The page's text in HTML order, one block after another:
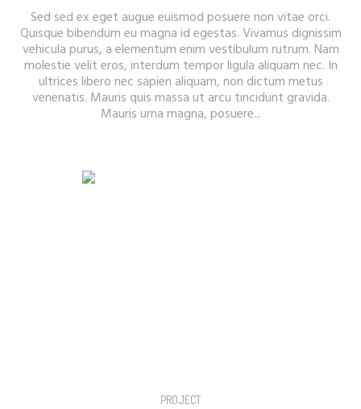
Sed sed ex eget augue euismod posuere non vitae orci.
Quisque bibendum eu magna id egestas. Vivamus dignissim
vehicula purus, a elementum enim vestibulum rutrum. Nam
molestie velit eros, interdum tempor ligula aliquam nec. In
ultrices libero nec sapien aliquam, non dictum metus
venenatis. Mauris quis massa ut arcu tincidunt gravida.
Mauris urna magna, posuere...
PROJECT